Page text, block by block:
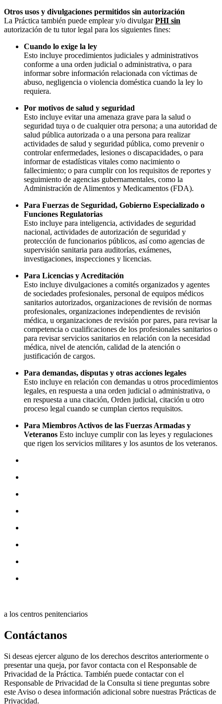
Otros usos y divulgaciones permitidos sin autorización
La Práctica también puede emplear y/o divulgarPHI sin
autorización de tu tutor legal para los siguientes fines:
Cuando lo exige la ley
Esto incluye procedimientos judiciales y administrativos
conforme a una orden judicial o administrativa, o para
informar sobre información relacionada con víctimas de
abuso, negligencia o violencia doméstica cuando la ley lo
requiera.
Por motivos de salud y seguridad
Esto incluye evitar una amenaza grave para la salud o
seguridad tuya o de cualquier otra persona; a una autoridad de
salud pública autorizada o a una persona para realizar
actividades de salud y seguridad pública, como prevenir o
controlar enfermedades, lesiones o discapacidades, o para
informar de estadísticas vitales como nacimiento o
fallecimiento; o para cumplir con los requisitos de reportes y
seguimiento de agencias gubernamentales, como la
Administración de Alimentos y Medicamentos (FDA).
Para Fuerzas de Seguridad, Gobierno Especializado o
Funciones Regulatorias
Esto incluye para inteligencia, actividades de seguridad
nacional, actividades de autorización de seguridad y
protección de funcionarios públicos, así como agencias de
supervisión sanitaria para auditorías, exámenes,
investigaciones, inspecciones y licencias.
Para Licencias y Acreditación
Esto incluye divulgaciones a comités organizados y agentes
de sociedades profesionales, personal de equipos médicos
sanitarios autorizados, organizaciones de revisión de normas
profesionales, organizaciones independientes de revisión
médica, u organizaciones de revisión por pares, para revisar la
competencia o cualificaciones de los profesionales sanitarios o
para revisar servicios sanitarios en relación con la necesidad
médica, nivel de atención, calidad de la atención o
justificación de cargos.
Para demandas, disputas y otras acciones legales
Esto incluye en relación con demandas u otros procedimientos
legales, en respuesta a una orden judicial o administrativa, o
en respuesta a una citación, Orden judicial, citación u otro
proceso legal cuando se cumplan ciertos requisitos.
Para Miembros Activos de las Fuerzas Armadas y
Veteranos Esto incluye cumplir con las leyes y regulaciones
que rigen los servicios militares y los asuntos de los veteranos.
a los centros penitenciarios
Contáctanos
Si deseas ejercer alguno de los derechos descritos anteriormente o
presentar una queja, por favor contacta con el Responsable de
Privacidad de la Práctica. También puede contactar con el
Responsable de Privacidad de la Consulta si tiene preguntas sobre
este Aviso o desea información adicional sobre nuestras Prácticas de
Privacidad.